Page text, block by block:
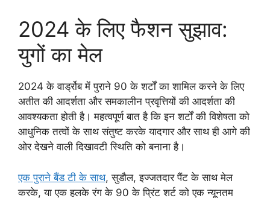
2024 के लिए फैशन सुझाव:
युगों का मेल
2024 के वार्ड्रोब में पुराने 90 के शर्टों का शामिल करने के लिए
अतीत की आदर्शता और समकालीन प्रवृत्तियों की आदर्शता की
आवश्यकता होती है। महत्वपूर्ण बात है कि इन शर्टों की विशेषता को
आधुनिक तत्वों के साथ संतुष्ट करके यादगार और साथ ही आगे की
ओर देखने वाली दिखावटी स्थिति को बनाना है।
एक पुराने बैंड टी के साथ, सुडौल, इज्जतदार पैंट के साथ मेल
करके, या एक हलके रंग के 90 के प्रिंट शर्ट को एक न्यूनतम